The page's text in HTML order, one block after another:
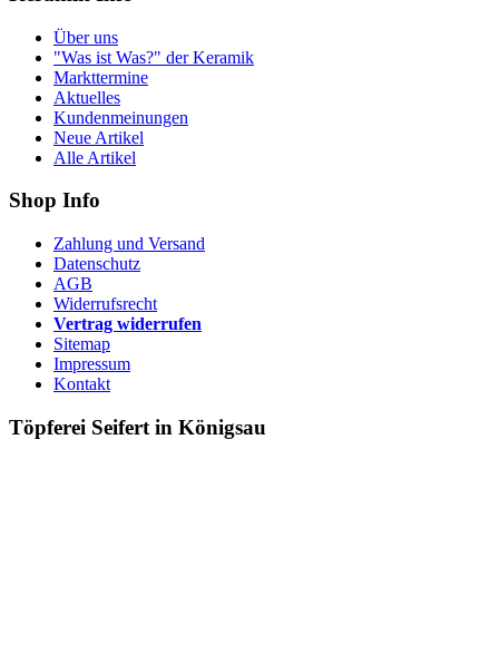
Über uns
"Was ist Was?" der Keramik
Markttermine
Aktuelles
Kundenmeinungen
Neue Artikel
Alle Artikel
Shop Info
Zahlung und Versand
Datenschutz
AGB
Widerrufsrecht
Vertrag widerrufen
Sitemap
Impressum
Kontakt
Töpferei Seifert in Königsau